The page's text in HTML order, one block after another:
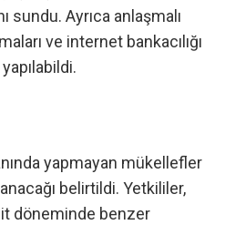
sundu. Ayrıca anlaşmalı
ve internet bankacılığı
yapmayan mükellefler
belirtildi. Yetkililer,
döneminde benzer